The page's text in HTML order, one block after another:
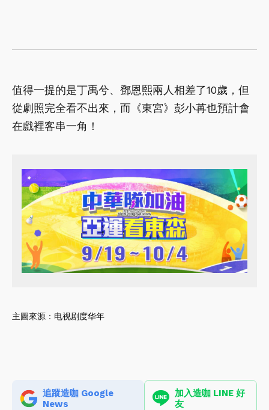
值得一提的是丁禹兮、鄧恩熙兩人相差了10歲，但
從劇照完全看不出來，而《東宮》彭小苒也預計會
在戲裡客串一角！
主圖來源： 电视剧度华年
追蹤造咖 Google
News
加入造咖 LINE 好
友